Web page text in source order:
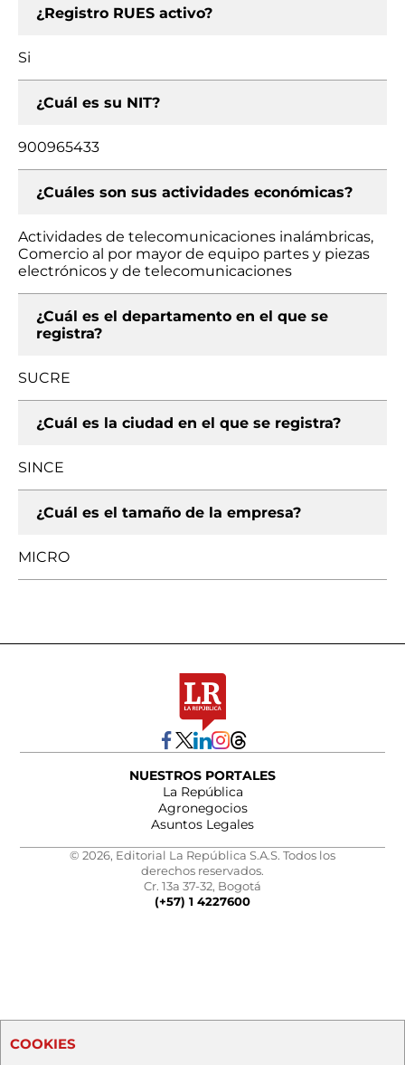
¿Registro RUES activo?
Si
¿Cuál es su NIT?
900965433
¿Cuáles son sus actividades económicas?
Actividades de telecomunicaciones inalámbricas,
Comercio al por mayor de equipo partes y piezas
electrónicos y de telecomunicaciones
¿Cuál es el departamento en el que se
registra?
SUCRE
¿Cuál es la ciudad en el que se registra?
SINCE
¿Cuál es el tamaño de la empresa?
MICRO
NUESTROS PORTALES
La República
Agronegocios
Asuntos Legales
© 2026, Editorial La República S.A.S. Todos los
derechos reservados.
Cr. 13a 37-32, Bogotá
(+57) 1 4227600
COOKIES